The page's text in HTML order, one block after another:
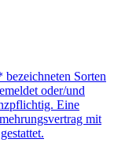
Sorten
oder/und
Eine
mit